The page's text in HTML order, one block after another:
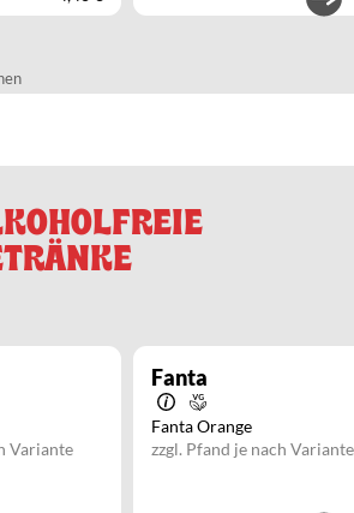
Variante
Fanta
Fanta Orange
zzgl. Pfand je nach Variante